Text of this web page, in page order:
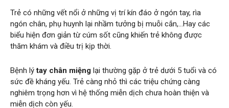
Trẻ có những vết nổi ở những vị trí kín đáo ở ngón tay, rìa
ngón chân, phụ huynh lại nhầm tưởng bị muỗi cắn,…Hay các
biểu hiện đơn giản từ cúm sốt cũng khiến trẻ không được
thăm khám và điều trị kịp thời.
Bệnh lýtay chân miệng lại thường gặp ở trẻ dưới 5 tuổi và có
sức đề kháng yếu. Trẻ càng nhỏ thì các triệu chứng càng
nghiêm trọng hơn vì hệ thống miễn dịch chưa hoàn thiện và
miễn dịch còn yếu.